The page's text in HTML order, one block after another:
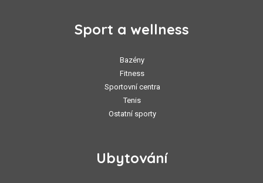
Sport a wellness
Bazény
Fitness
Sportovní centra
Tenis
Ostatní sporty
Ubytování